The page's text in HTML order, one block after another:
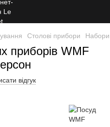
Столові прибори Набори
приборів WMF
відгук